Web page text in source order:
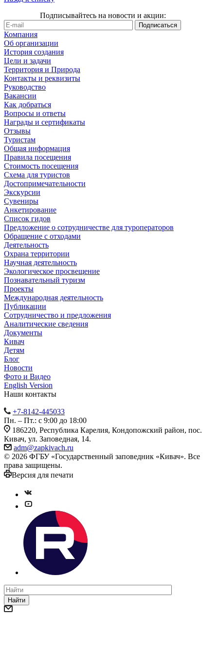
Подписывайтесь на новости и акции:
Компания
Об организации
История создания
Цели и задачи
Территория и Природа
Контакты и реквизиты
Руководство
Вакансии
Как добраться
Вопросы и ответы
Награды и сертификаты
Отзывы
Туристам
Общая информация
Правила посещения
Стоимость посещения
Схема для туристов
Достопримечательности
Экскурсии
Сувениры
Анкетирование
Список гидов
Предложение о сотрудничестве для туроператоров
Обращение с отходами
Деятельность
Охрана территории
Научная деятельность
Экологическое просвещение
Познавательный туризм
Проекты
Международная деятельность
Публикации
Сотрудничество и предложения
Аналитические сведения
Документы
Кивач
Детям
Блог
Новости
Фото и Видео
English Version
Наши контакты
+7-8142-445033
Пн. – Пт.: с 9:00 до 18:00
186220, Республика Карелия, Кондопожский район, пос.
Кивач, ул. Заповедная, 14.
adm@zapkivach.ru
© 2026 ФГБУ «Государственный заповедник «Кивач». Все
права защищены.
Версия для печати
Найти